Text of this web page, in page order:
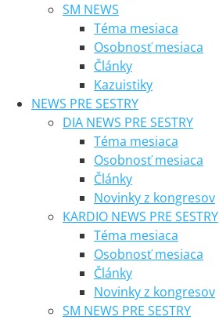
SM NEWS
Téma mesiaca
Osobnosť mesiaca
Články
Kazuistiky
NEWS PRE SESTRY
DIA NEWS PRE SESTRY
Téma mesiaca
Osobnosť mesiaca
Články
Novinky z kongresov
KARDIO NEWS PRE SESTRY
Téma mesiaca
Osobnosť mesiaca
Články
Novinky z kongresov
SM NEWS PRE SESTRY